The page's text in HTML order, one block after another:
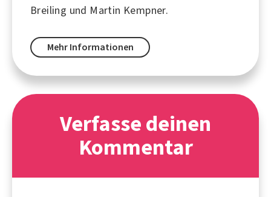
Breiling und Martin Kempner.
Mehr Informationen
Verfasse deinen
Kommentar